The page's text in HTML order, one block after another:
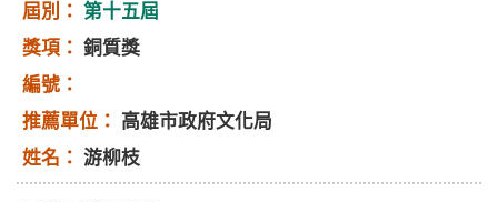
第十五屆
銅質獎
高雄市政府文化局
游柳枝